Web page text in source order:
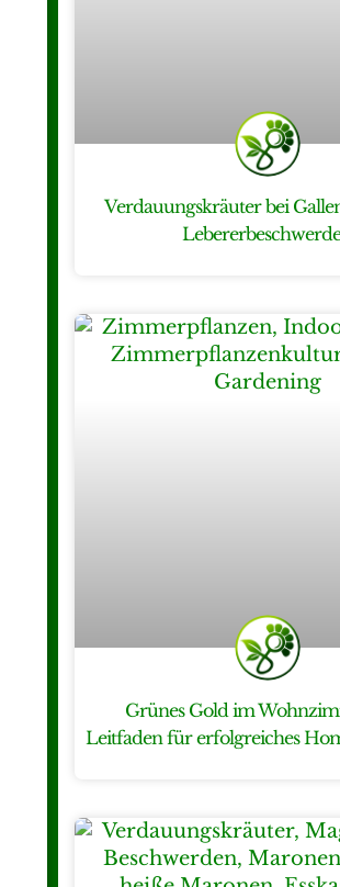
Verdauungskräuter bei
Grünes Gold im
Leitfaden für erfolgreiches